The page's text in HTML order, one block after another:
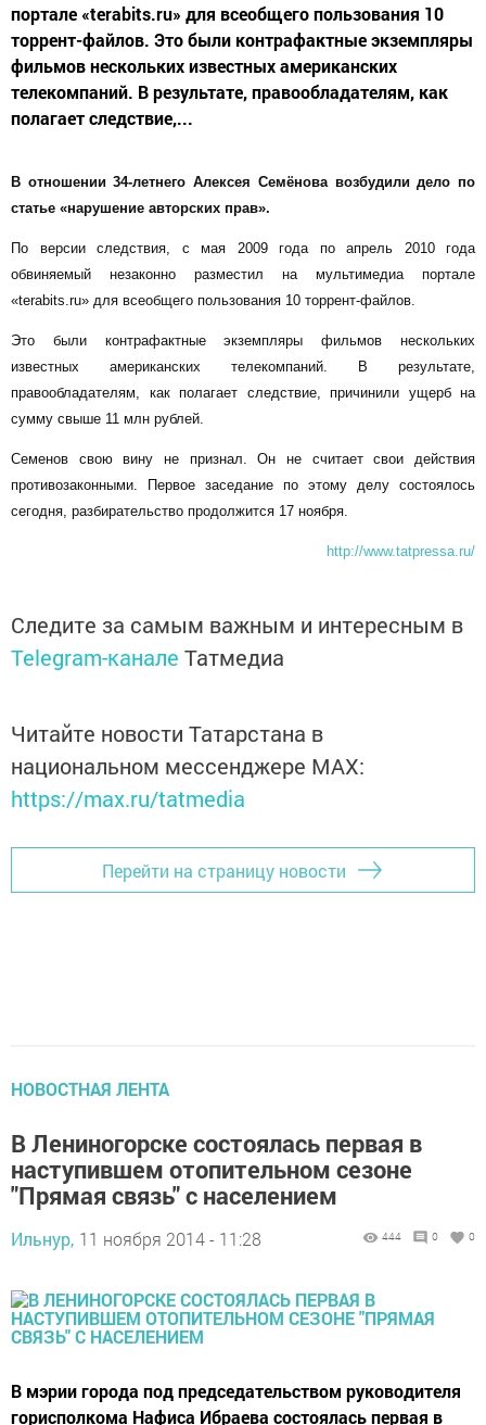
портале «terabits.ru» для всеобщего пользования 10
торрент-файлов. Это были контрафактные экземпляры
фильмов нескольких известных американских
телекомпаний. В результате, правообладателям, как
полагает следствие,...
В отношении 34-летнего Алексея Семёнова возбудили дело по
статье «нарушение авторских прав».
По версии следствия, с мая 2009 года по апрель 2010 года
обвиняемый незаконно разместил на мультимедиа портале
«terabits.ru» для всеобщего пользования 10 торрент-файлов.
Это были контрафактные экземпляры фильмов нескольких
известных американских телекомпаний. В результате,
правообладателям, как полагает следствие, причинили ущерб на
сумму свыше 11 млн рублей.
Семенов свою вину не признал. Он не считает свои действия
противозаконными. Первое заседание по этому делу состоялось
сегодня, разбирательство продолжится 17 ноября.
http://www.tatpressa.ru/
Следите за самым важным и интересным в
Telegram-канале Татмедиа
Читайте новости Татарстана в
национальном мессенджере MАХ:
https://max.ru/tatmedia
Перейти на страницу новости
НОВОСТНАЯ ЛЕНТА
В Лениногорске состоялась первая в
наступившем отопительном сезоне
"Прямая связь" с населением
Ильнур, 11 ноября 2014 - 11:28 444 0 0
В мэрии города под председательством руководителя
горисполкома Нафиса Ибраева состоялась первая в